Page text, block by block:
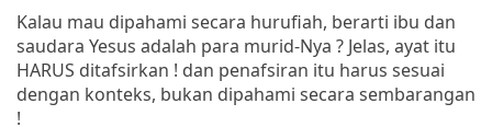
Kalau mau dipahami secara hurufiah, berarti ibu dan
saudara Yesus adalah para murid-Nya ? Jelas, ayat itu
HARUS ditafsirkan ! dan penafsiran itu harus sesuai
dengan konteks, bukan dipahami secara sembarangan
!